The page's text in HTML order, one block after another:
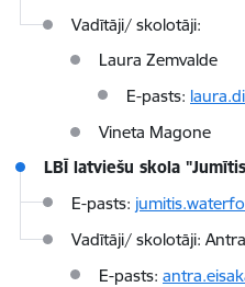
Vadītāji/ skolotāji:
Laura Zemvalde
E-pasts:
Vineta Magone
LBĪ latviešu skola
E-pasts:
Vadītāji/ skolotāji:
E-pasts: